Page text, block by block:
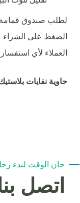
الضغط على
العملاء لأي
حاوية نفايات بلاستيك 1100 لتر (غطاء مسطح،
حان الوقت لبدء
اتصل